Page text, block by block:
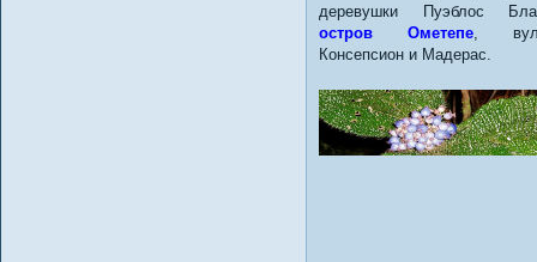
деревушки Пуэблос
остров Ометепе ,
Консепсион и Мадерас.